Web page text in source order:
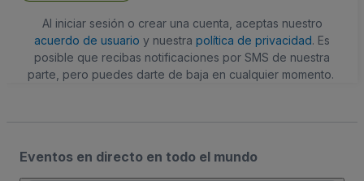
Al iniciar sesión o crear una cuenta, aceptas nuestro
acuerdo de usuario y nuestra política de privacidad. Es
posible que recibas notificaciones por SMS de nuestra
parte, pero puedes darte de baja en cualquier momento.
Eventos en directo en todo el mundo